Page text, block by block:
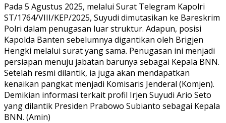
Pada 5 Agustus 2025, melalui Surat Telegram Kapolri
ST/1764/VIII/KEP/2025, Suyudi dimutasikan ke Bareskrim
Polri dalam penugasan luar struktur. Adapun, posisi
Kapolda Banten sebelumnya digantikan oleh Brigjen
Hengki melalui surat yang sama. Penugasan ini menjadi
persiapan menuju jabatan barunya sebagai Kepala BNN.
Setelah resmi dilantik, ia juga akan mendapatkan
kenaikan pangkat menjadi Komisaris Jenderal (Komjen).
Demikian informasi terkait profil Irjen Suyudi Ario Seto
yang dilantik Presiden Prabowo Subianto sebagai Kepala
BNN. (Amin)